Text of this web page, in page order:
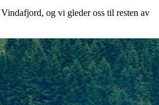
og vi gleder oss til resten av